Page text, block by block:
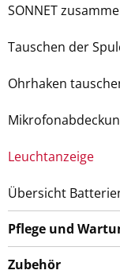
SONNET
Tauschen der
Ohrhaken
Leuchtanzeige
Übersicht
Pflege und
Zubehör